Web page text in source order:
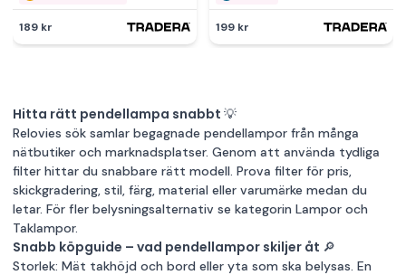
189 kr 199 kr
Hitta rätt pendellampa snabbt 💡
Relovies sök samlar begagnade pendellampor från många
nätbutiker och marknadsplatser. Genom att använda tydliga
filter hittar du snabbare rätt modell. Prova filter för pris,
skickgradering, stil, färg, material eller varumärke medan du
letar. För fler belysningsalternativ se kategorin Lampor och
Taklampor.
Snabb köpguide – vad pendellampor skiljer åt 🔎
Storlek: Mät takhöjd och bord eller yta som ska belysas. En